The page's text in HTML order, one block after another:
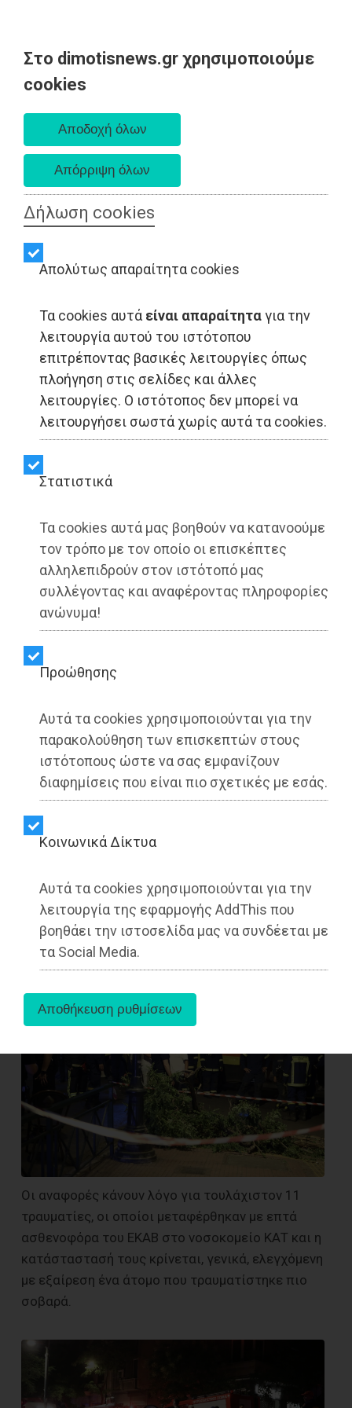
Στο dimotisnews.gr χρησιμοποιούμε
cookies
Δήλωση cookies
Απολύτως απαραίτητα cookies
Τα cookies αυτά είναι απαραίτηταγια την
λειτουργία αυτού του ιστότοπου
επιτρέποντας βασικές λειτουργίες όπως
πλοήγηση στις σελίδες και άλλες
λειτουργίες. Ο ιστότοπος δεν μπορεί να
λειτουργήσει σωστά χωρίς αυτά τα cookies.
Στατιστικά
Τα cookies αυτά μας βοηθούν να κατανοούμε
τον τρόπο με τον οποίο οι επισκέπτες
αλληλεπιδρούν στον ιστότοπό μας
συλλέγοντας και αναφέροντας πληροφορίες
ανώνυμα!
Προώθησης
Αυτά τα cookies χρησιμοποιούνται για την
παρακολούθηση των επισκεπτών στους
ιστότοπους ώστε να σας εμφανίζουν
διαφημίσεις που είναι πιο σχετικές με εσάς.
Kοινωνικά Δίκτυα
Αυτά τα cookies χρησιμοποιούνται για την
λειτουργία της εφαρμογής AddThis που
βοηθάει την ιστοσελίδα μας να συνδέεται με
τα Social Media.
ΕΙΔΗΣΕΙΣ - Αθήνα
Κολωνάκι: Τζιπ έπεσε σε
πεζούς έξω από
εστιατόριο (ΦΩΤΟ+video)
Share:
Dimotisnews | 13/07/2025 - 06:46
▶️ Ακούστε το κείμενο
Σαββάτου στο Κολωνάκι, καθώς SUV αυτοκίνητο
έπεσε στο εστιατόριο Brunello στη συμβολή των
οδών Πατριάρχου Ιωακειμ και Λουκιανού.
Οι αναφορές κάνουν λόγο για τουλάχιστον 11
τραυματίες, οι οποίοι μεταφέρθηκαν με επτά
ασθενοφόρα του ΕΚΑΒ στο νοσοκομείο ΚΑΤ και η
κατάσταστασή τους κρίνεται, γενικά, ελεγχόμενη
με εξαίρεση ένα άτομο που τραυματίστηκε πιο
σοβαρά.